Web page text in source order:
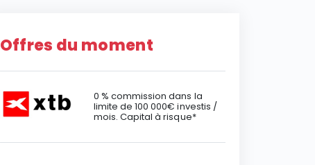
Offres du moment
0 % commission dans la
limite de 100 000€ investis /
mois. Capital à risque*